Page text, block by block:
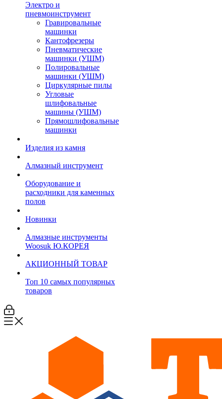
Электро и
пневмоинструмент
Гравировальные
машинки
Кантофрезеры
Пневматические
машинки (УШМ)
Полировальные
машинки (УШМ)
Циркулярные пилы
Угловые
шлифовальные
машины (УШМ)
Прямошлифовальные
машинки
Изделия из камня
Алмазный инструмент
Оборудование и
расходники для каменных
полов
Новинки
Алмазные инструменты
Woosuk Ю.КОРЕЯ
АКЦИОННЫЙ ТОВАР
Топ 10 самых популярных
товаров